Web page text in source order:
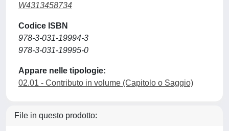
W4313458734
Codice ISBN
978-3-031-19994-3
978-3-031-19995-0
Appare nelle tipologie:
02.01 - Contributo in volume (Capitolo o Saggio)
File in questo prodotto: